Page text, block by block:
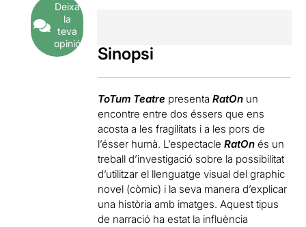
Deixa
la
teva
opinió
Sinopsi
ToTum Teatre presentaRatOn un
encontre entre dos éssers que ens
acosta a les fragilitats i a les pors de
l’ésser humà. L’espectacle RatOn és un
treball d’investigació sobre la possibilitat
d’utilitzar el llenguatge visual del graphic
novel (còmic) i la seva manera d’explicar
una història amb imatges. Aquest tipus
de narració ha estat la influència